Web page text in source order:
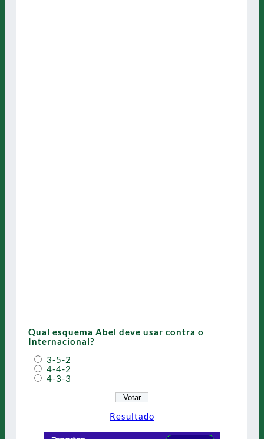
Qual esquema Abel deve usar contra o
Internacional?
3-5-2
4-4-2
4-3-3
Resultado